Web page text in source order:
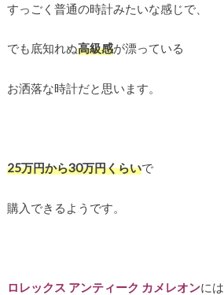
すっごく普通の時計みたいな感じで、
でも底知れぬ高級感が漂っている
お洒落な時計だと思います。
25万円から30万円くらいで
購入できるようです。
ロレックス アンティーク カメレオンには